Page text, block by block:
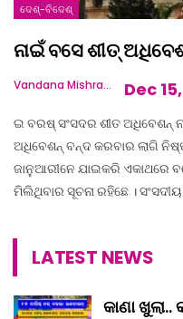
ଦେଶ୍‌-ବିଦେଶ୍‌
ନାଇଁ ବସେ ଶୀତ୍
Vandana Mishra Dec
ଇ ବରଷ୍ ସଂସଦର ଶୀତ ଅଧିବେଶନ୍
ଅଧିବେଶନ୍ ବନ୍ଦ କରବାର ଲାଗି
ଜାନୁଆରୀନେ ଯାଇକରି ଏକାଥରେ
ମିଲିଥିବାର ସୂଚନା ରହିଛେ ।
LATEST NEWS
କାଣା ଖୁଲା..